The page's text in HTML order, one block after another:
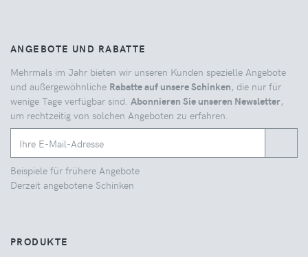
ANGEBOTE UND RABATTE
Mehrmals im Jahr bieten wir unseren Kunden spezielle Angebote
und außergewöhnliche Rabatte auf unsere Schinken, die nur für
wenige Tage verfügbar sind. Abonnieren Sie unseren Newsletter,
um rechtzeitig von solchen Angeboten zu erfahren.
Beispiele für frühere Angebote
Derzeit angebotene Schinken
PRODUKTE